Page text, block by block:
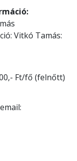
Vitkó Tamás:
Ft/fő (felnőtt)